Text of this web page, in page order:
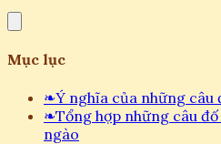
Mục lục
❧Ý nghĩa của những câu
❧Tổng hợp những câu
ngào